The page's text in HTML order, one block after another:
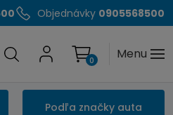
Objednávky 0905568500
Menu
0
Podľa značky auta